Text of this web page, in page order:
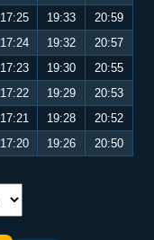
17:25 19:33
20:59
17:24 19:32
20:57
17:23 19:30
20:55
17:22 19:29
20:53
17:21 19:28
20:52
17:20 19:26 20:50